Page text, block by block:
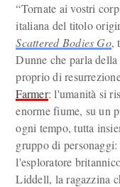
“Tornate ai vostri
italiana del titolo
Scattered Bodies Go,
Dunne che parla
proprio di
Farmer: l'umanità si
enorme fiume, su un
ogni tempo, tutta
gruppo di
l'esploratore
Liddell, la ragazzina